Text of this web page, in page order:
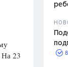
8
На 23